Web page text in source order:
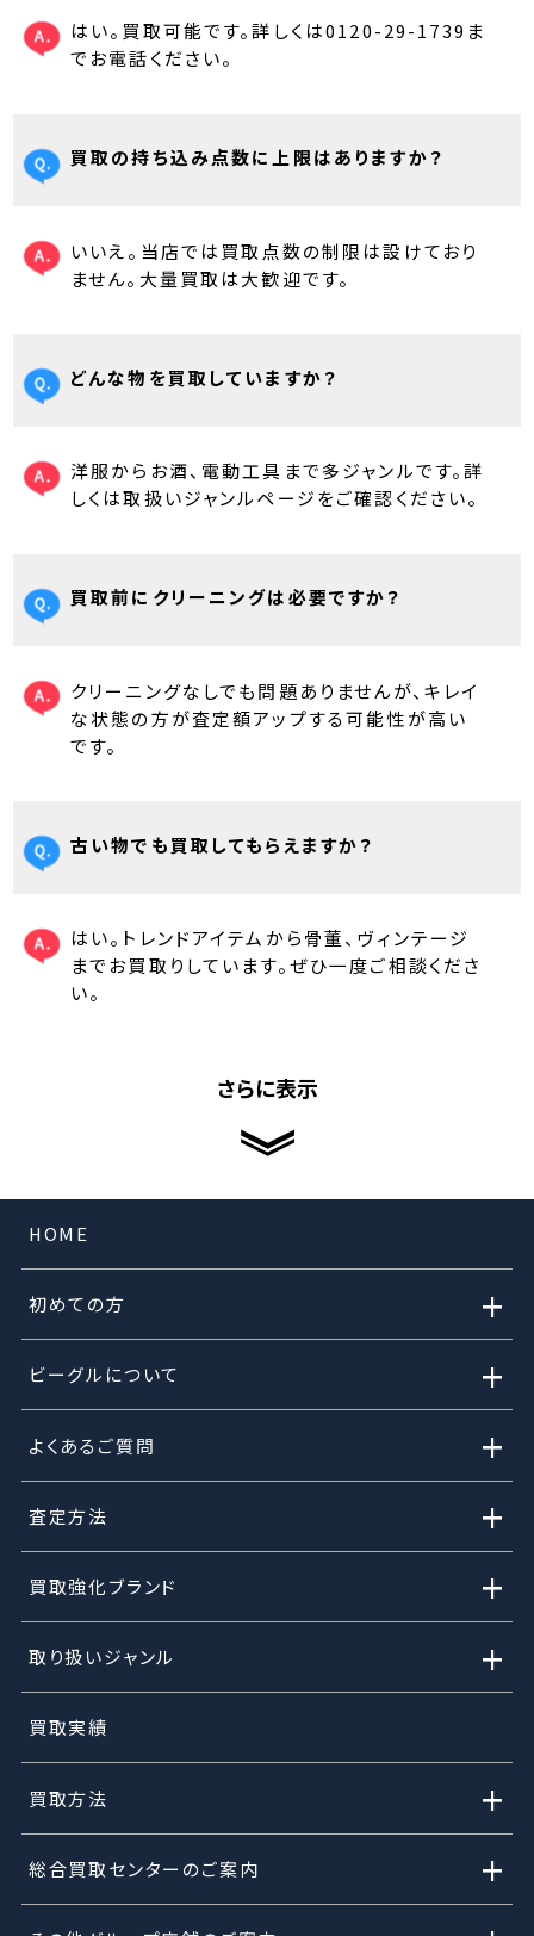
はい。買取可能です。詳しくは0120-29-1739ま
でお電話ください。
買取の持ち込み点数に上限はありますか？
いいえ。当店では買取点数の制限は設けており
ません。大量買取は大歓迎です。
どんな物を買取していますか？
洋服からお酒、電動工具まで多ジャンルです。詳
しくは取扱いジャンルページをご確認ください。
買取前にクリーニングは必要ですか？
クリーニングなしでも問題ありませんが、キレイ
な状態の方が査定額アップする可能性が高い
です。
古い物でも買取してもらえますか？
はい。トレンドアイテムから骨董、ヴィンテージ
までお買取りしています。ぜひ一度ご相談くださ
い。
さらに表示
HOME
初めての方 +
ビーグルについて +
よくあるご質問 +
査定方法 +
買取強化ブランド +
取り扱いジャンル +
買取実績
買取方法 +
総合買取センターのご案内 +